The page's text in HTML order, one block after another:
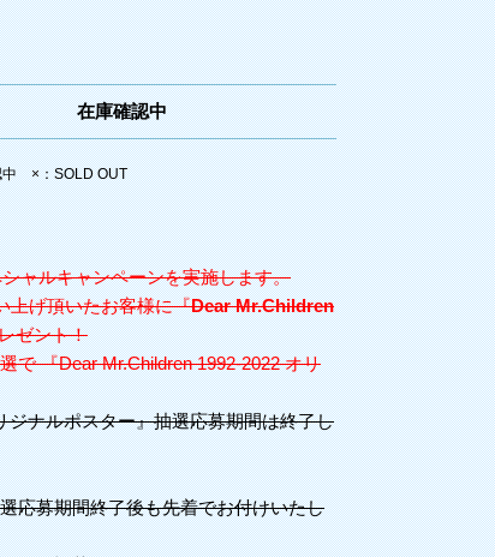
在庫確認中
×：SOLD OUT
ャルキャンペーンを実施します。
上げ頂いたお客様に『Dear Mr.Children
ゼント！
で 『Dear Mr.Children 1992-2022 オリ
ナルポスター』抽選応募期間は終了し
応募期間終了後も先着でお付けいたし